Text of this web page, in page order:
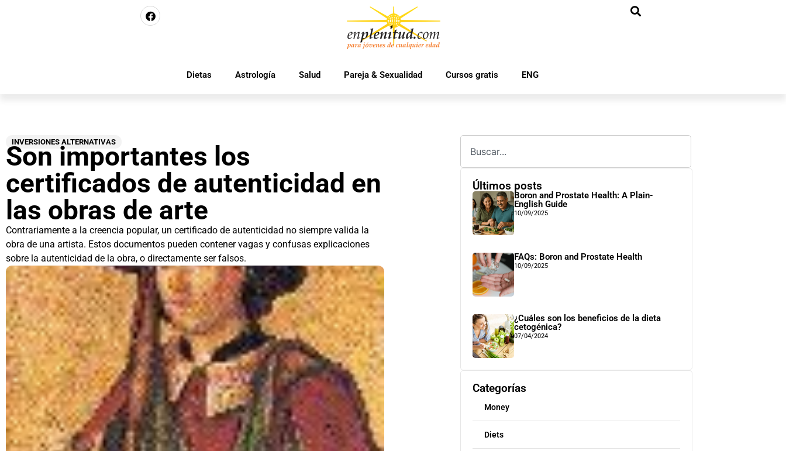
Dietas Astrología Salud Pareja & Sexualidad Cursos gratis ENG
INVERSIONES ALTERNATIVAS
Son importantes los
certificados de autenticidad en
las obras de arte
Contrariamente a la creencia popular, un certificado de autenticidad no siempre valida la
obra de una artista. Estos documentos pueden contener vagas y confusas explicaciones
sobre la autenticidad de la obra, o directamente ser falsos.
Últimos posts
Boron and Prostate Health: A Plain-
English Guide
10/09/2025
FAQs: Boron and Prostate Health
10/09/2025
¿Cuáles son los beneficios de la dieta
cetogénica?
07/04/2024
Categorías
Money
Diets